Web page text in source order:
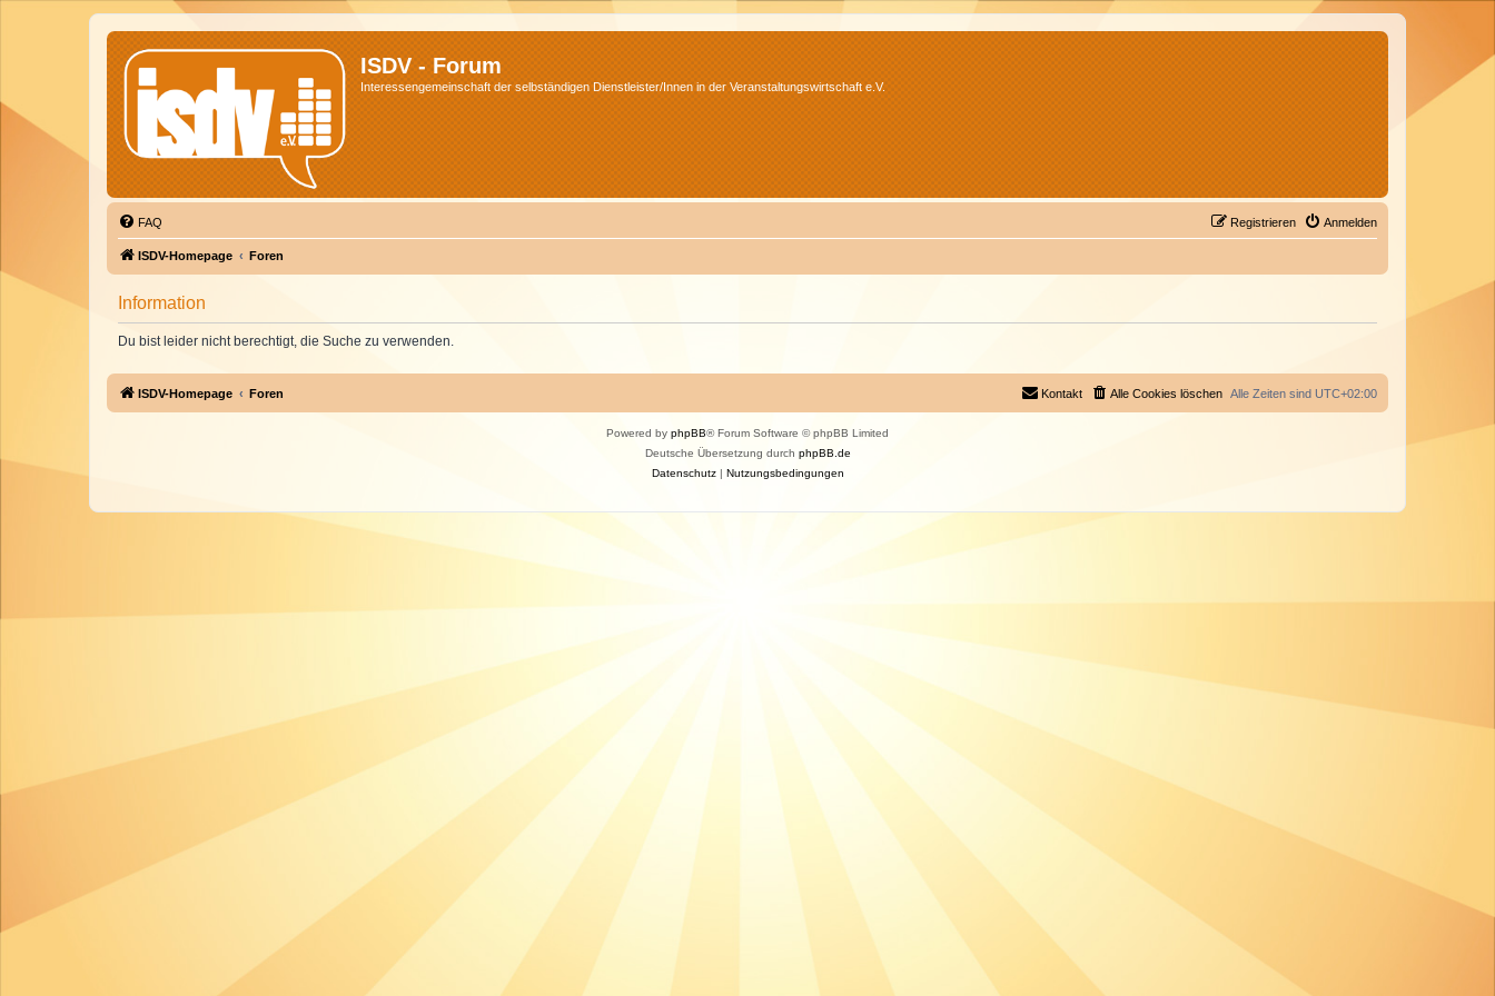
ISDV - Forum
Interessengemeinschaft der selbständigen Dienstleister/Innen in der Veranstaltungswirtschaft e.V.
FAQ Anmelden
Registrieren
ISDV-Homepage Foren
Information
Du bist leider nicht berechtigt, die Suche zu verwenden.
ISDV-Homepage Foren Alle Zeiten sind UTC+02:00
Alle Cookies löschen
Kontakt
Powered by phpBB® Forum Software © phpBB Limited
Deutsche Übersetzung durch phpBB.de
Datenschutz| Nutzungsbedingungen